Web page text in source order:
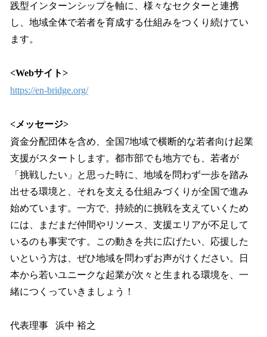
践型インターンシップを軸に、様々なセクターと連携
し、地域全体で若者を育成する仕組みをつくり続けてい
ます。
<Webサイト>
https://en-bridge.org/
<メッセージ>
資金分配団体を含め、全国7地域で横断的な若者向け起業
支援がスタートします。都市部でも地方でも、若者が
「挑戦したい」と思った時に、地域を問わず一歩を踏み
出せる環境と、それを支える仕組みづくりが全国で進み
始めています。一方で、持続的に挑戦を支えていくため
には、まだまだ仲間やリソース、支援エリアが不足して
いるのも事実です。この動きを共に広げたい、応援した
いという方は、ぜひ地域を問わずお声がけください。日
本から若いユニークな起業が次々と生まれる環境を、一
緒につくっていきましょう！
代表理事 浜中 裕之